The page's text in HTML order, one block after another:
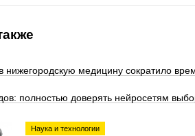
медицину сократило
полностью доверять нейросетям
Наука и технологии